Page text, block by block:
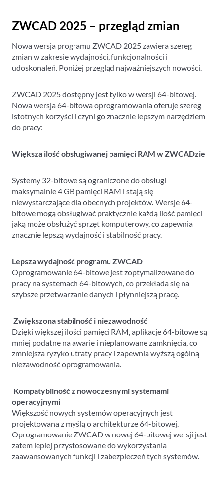
ZWCAD 2025 – przegląd zmian
Nowa wersja programu ZWCAD 2025 zawiera szereg
zmian w zakresie wydajności, funkcjonalności i
udoskonaleń. Poniżej przegląd najważniejszych nowości.
ZWCAD 2025 dostępny jest tylko w wersji 64-bitowej.
Nowa wersja 64-bitowa oprogramowania oferuje szereg
istotnych korzyści i czyni go znacznie lepszym narzędziem
do pracy:
Większa ilość obsługiwanej pamięci RAM w ZWCADzie
Systemy 32-bitowe są ograniczone do obsługi
maksymalnie 4 GB pamięci RAM i stają się
niewystarczające dla obecnych projektów. Wersje 64-
bitowe mogą obsługiwać praktycznie każdą ilość pamięci
jaką może obsłużyć sprzęt komputerowy, co zapewnia
znacznie lepszą wydajność i stabilność pracy.
Lepsza wydajność programu ZWCAD
Oprogramowanie 64-bitowe jest zoptymalizowane do
pracy na systemach 64-bitowych, co przekłada się na
szybsze przetwarzanie danych i płynniejszą pracę.
Zwiększona stabilność i niezawodność
Dzięki większej ilości pamięci RAM, aplikacje 64-bitowe są
mniej podatne na awarie i nieplanowane zamknięcia, co
zmniejsza ryzyko utraty pracy i zapewnia wyższą ogólną
niezawodność oprogramowania.
Kompatybilność z nowoczesnymi systemami
operacyjnymi
Większość nowych systemów operacyjnych jest
projektowana z myślą o architekturze 64-bitowej.
Oprogramowanie ZWCAD w nowej 64-bitowej wersji jest
zatem lepiej przystosowane do wykorzystania
zaawansowanych funkcji i zabezpieczeń tych systemów.